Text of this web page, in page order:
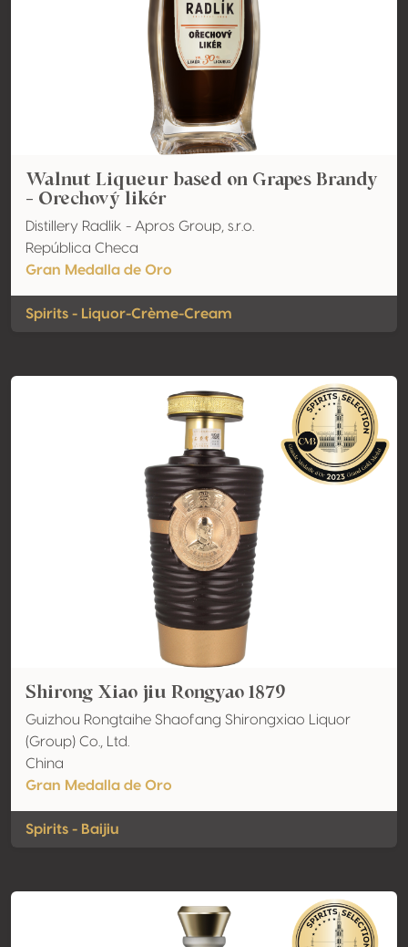
Walnut Liqueur based on Grapes Brandy
- Orechový likér
Distillery Radlik - Apros Group, s.r.o.
República Checa
Gran Medalla de Oro
Spirits - Liquor-Crème-Cream
Shirong Xiao jiu Rongyao 1879
Guizhou Rongtaihe Shaofang Shirongxiao Liquor
(Group) Co., Ltd.
China
Gran Medalla de Oro
Spirits - Baijiu